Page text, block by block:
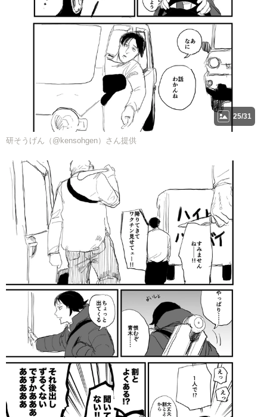
25/31
研そうげん（@kensohgen）さん提供